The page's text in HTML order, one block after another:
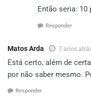
Então seria:
Responder
Matos Arda 7 anos
Está certo, além de
por não saber mesmo.
Responder